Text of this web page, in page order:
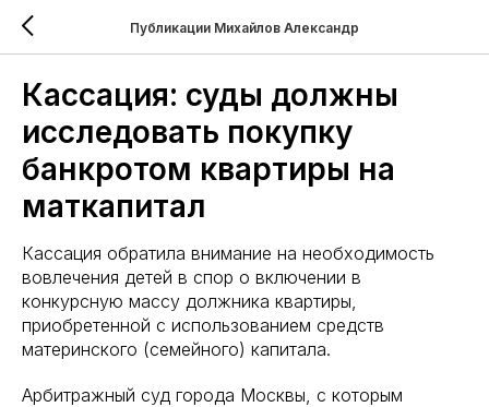
Публикации Михайлов Александр
Кассация: суды должны
исследовать покупку
банкротом квартиры на
маткапитал
Кассация обратила внимание на необходимость
вовлечения детей в спор о включении в
конкурсную массу должника квартиры,
приобретенной с использованием средств
материнского (семейного) капитала.
Арбитражный суд города Москвы, с которым